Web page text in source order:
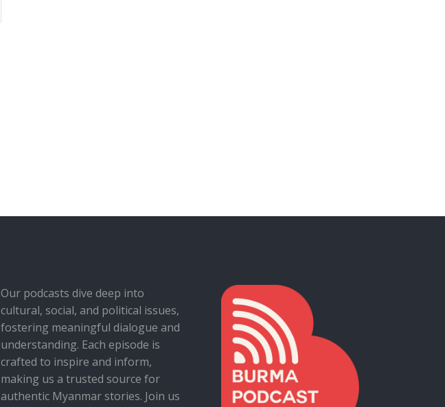
Our podcasts dive deep into
cultural, social, and political issues,
fostering meaningful dialogue and
understanding. Each episode is
crafted to inspire and inform,
making us a trusted source for
authentic Myanmar stories. Join us